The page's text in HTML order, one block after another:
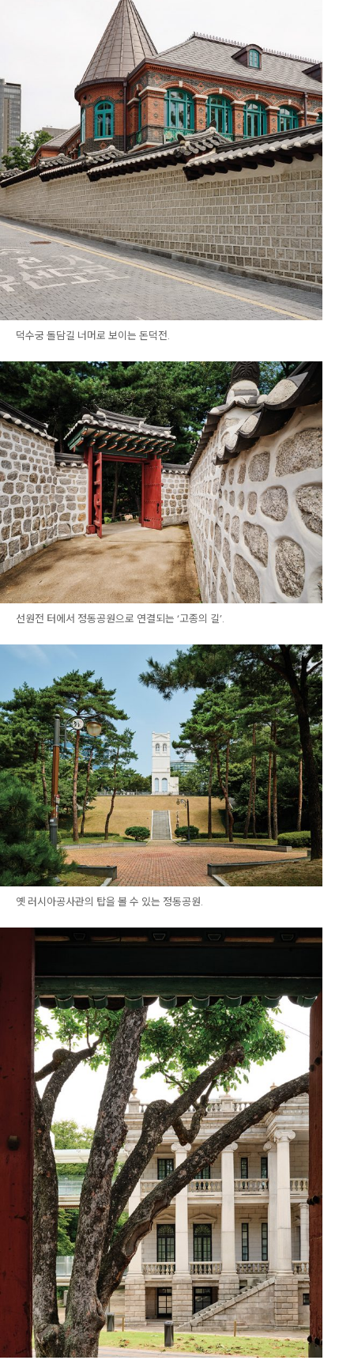
덕수궁 돌담길 너머로 보이는 돈덕전.
선원전 터에서 정동공원으로 연결되는 ‘고종의 길’.
옛 러시아공사관의 탑을 볼 수 있는 정동공원.